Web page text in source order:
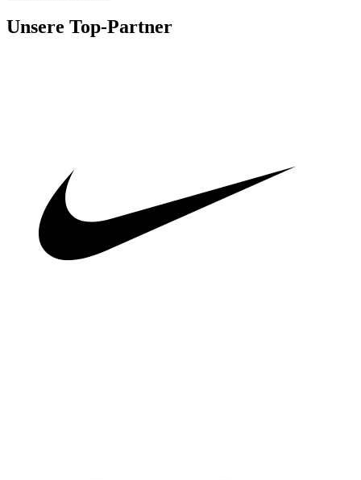
Unsere Top-Partner